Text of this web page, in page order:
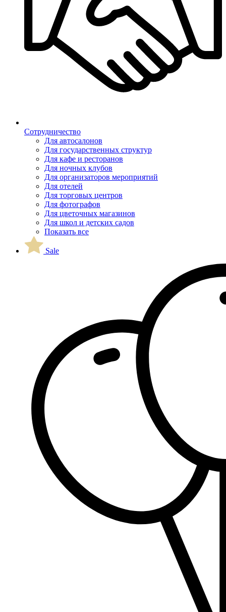
Сотрудничество
Для автосалонов
Для государственных структур
Для кафе и ресторанов
Для ночных клубов
Для организаторов мероприятий
Для отелей
Для торговых центров
Для фотографов
Для цветочных магазинов
Для школ и детских садов
Показать все
Sale